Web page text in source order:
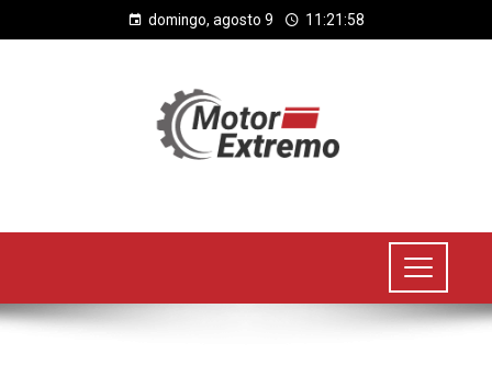
domingo, agosto 9 11:21:59